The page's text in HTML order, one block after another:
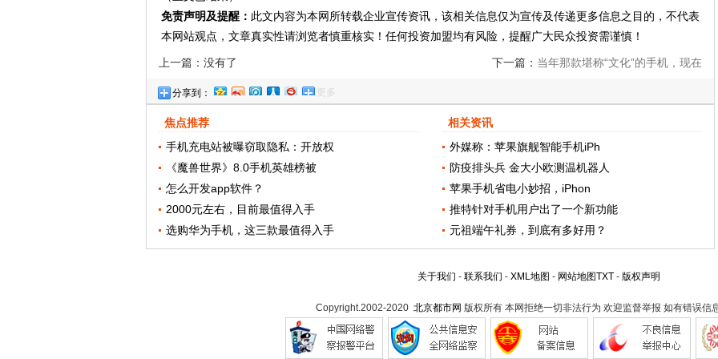
免责声明及提醒： 此文内容为本网所转载企业宣传资讯，该相关信息仅为宣传及传递更多信息之目的，不代表
本网站观点，文章真实性请浏览者慎重核实！任何投资加盟均有风险，提醒广大民众投资需谨慎！
上一篇：没有了 下一篇： 当年那款堪称“文化”的手机，现在
分享到： 更多
焦点推荐
手机充电站被曝窃取隐私：开放权
《魔兽世界》8.0手机英雄榜被
怎么开发app软件？
2000元左右，目前最值得入手
选购华为手机，这三款最值得入手
相关资讯
外媒称：苹果旗舰智能手机iPh
防疫排头兵 金大小欧测温机器人
苹果手机省电小妙招，iPhon
推特针对手机用户出了一个新功能
元祖端午礼券，到底有多好用？
关于我们 - 联系我们 - XML地图 - 网站地图TXT- 版权声明
Copyright.2002-2020 北京都市网 版权所有 本网拒绝一切非法行为 欢迎监督举报 如有错误信